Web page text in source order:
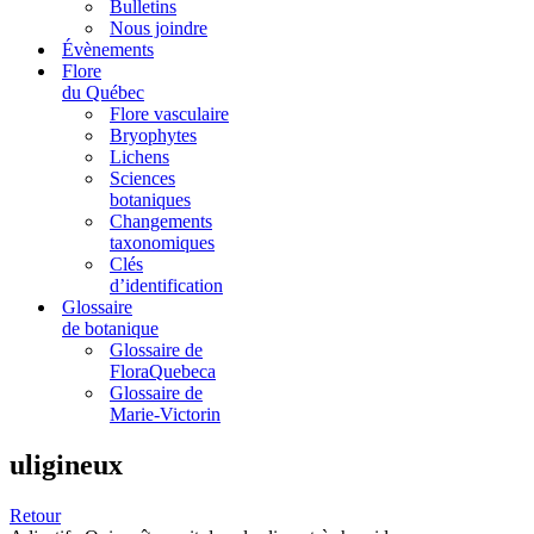
Bulletins
Nous joindre
Évènements
Flore
du Québec
Flore vasculaire
Bryophytes
Lichens
Sciences
botaniques
Changements
taxonomiques
Clés
d’identification
Glossaire
de botanique
Glossaire de
FloraQuebeca
Glossaire de
Marie-Victorin
uligineux
Retour